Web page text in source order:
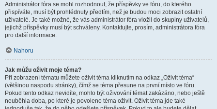
Administrátor fóra se mohl rozhodnout, že příspěvky ve fóru, do kterého
přispíváte, musí být prohlédnuty předtím, než je budou moci zobrazit ostatní
uživatelé. Je také možné, že vás administrátor fóra vložil do skupiny uživatelů,
jejichž příspěvky musí být schváleny. Kontaktujte, prosím, administrátora fóra
pro další informace.
Nahoru
Jak můžu oživit moje téma?
Při zobrazení tématu můžete oživit téma kliknutím na odkaz „Oživit téma“
(většinou naspodu stránky), čímž se téma přesune na první místo ve fóru.
Pokud tento odkaz nevidíte, mohlo být oživování témat zakázáno, nebo ještě
neuběhla doba, po které je povoleno téma oživit. Oživit téma jde také